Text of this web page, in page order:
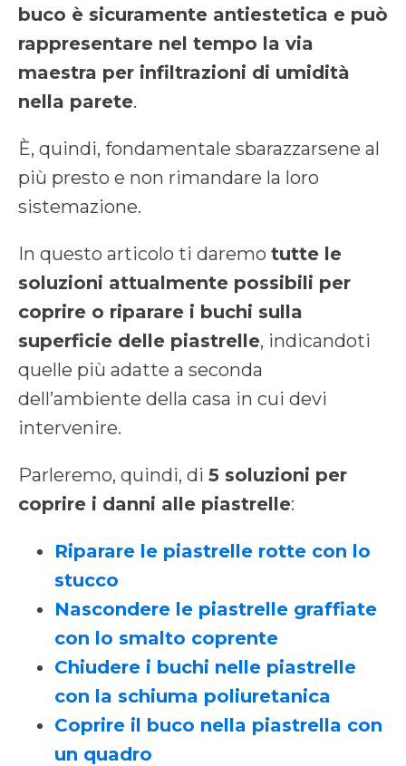
buco è sicuramente antiestetica e può
rappresentare nel tempo la via
maestra per infiltrazioni di umidità
nella parete.
È, quindi, fondamentale sbarazzarsene al
più presto e non rimandare la loro
sistemazione.
In questo articolo ti daremo tutte le
soluzioni attualmente possibili per
coprire o riparare i buchi sulla
superficie delle piastrelle, indicandoti
quelle più adatte a seconda
dell’ambiente della casa in cui devi
intervenire.
Parleremo, quindi, di 5 soluzioni per
coprire i danni alle piastrelle:
Riparare le piastrelle rotte con lo
stucco
Nascondere le piastrelle graffiate
con lo smalto coprente
Chiudere i buchi nelle piastrelle
con la schiuma poliuretanica
Coprire il buco nella piastrella con
un quadro